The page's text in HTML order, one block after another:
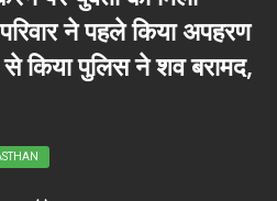
ने पहले किया अपहरण
से किया पुलिस ने शव बरामद,